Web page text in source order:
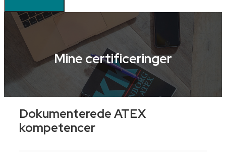
Mine certificeringer
Dokumenterede ATEX
kompetencer